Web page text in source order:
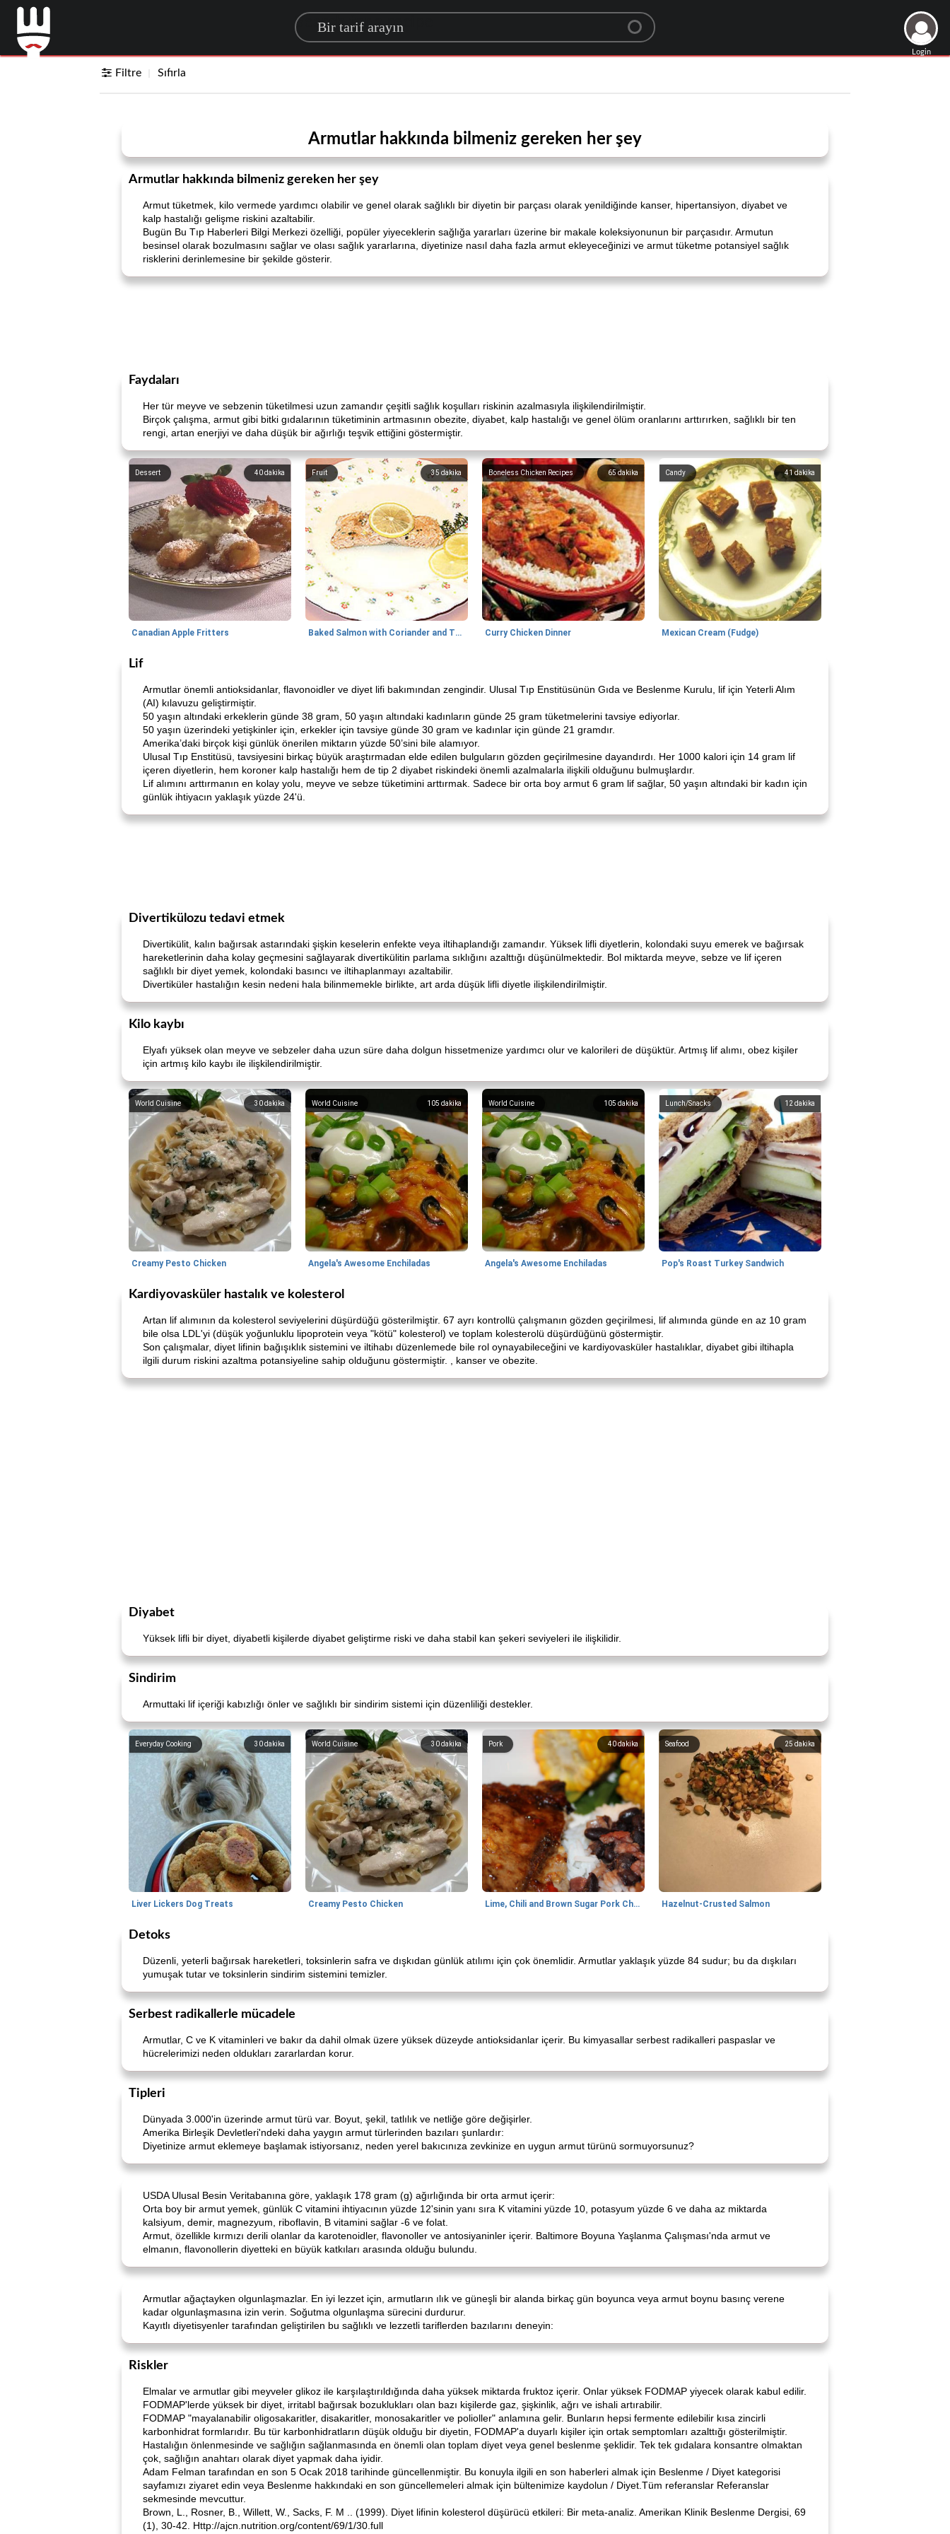
Search for a recipe
Login
Filtre Sıfırla
Armutlar hakkında bilmeniz gereken her şey
Armutlar hakkında bilmeniz gereken her şey
Armut tüketmek, kilo vermede yardımcı olabilir ve genel olarak sağlıklı bir diyetin bir parçası olarak yenildiğinde kanser, hipertansiyon, diyabet ve
kalp hastalığı gelişme riskini azaltabilir.
Bugün Bu Tıp Haberleri Bilgi Merkezi özelliği, popüler yiyeceklerin sağlığa yararları üzerine bir makale koleksiyonunun bir parçasıdır. Armutun
besinsel olarak bozulmasını sağlar ve olası sağlık yararlarına, diyetinize nasıl daha fazla armut ekleyeceğinizi ve armut tüketme potansiyel sağlık
risklerini derinlemesine bir şekilde gösterir.
Faydaları
Her tür meyve ve sebzenin tüketilmesi uzun zamandır çeşitli sağlık koşulları riskinin azalmasıyla ilişkilendirilmiştir.
Birçok çalışma, armut gibi bitki gıdalarının tüketiminin artmasının obezite, diyabet, kalp hastalığı ve genel ölüm oranlarını arttırırken, sağlıklı bir ten
rengi, artan enerjiyi ve daha düşük bir ağırlığı teşvik ettiğini göstermiştir.
40dakika
Dessert
Canadian Apple Fritters
35 dakika
Fruit
Baked Salmon with Coriander and Thyme
65 dakika
Boneless Chicken Recipes
Curry Chicken Dinner
41 dakika
Candy
Mexican Cream (Fudge)
Lif
Armutlar önemli antioksidanlar, flavonoidler ve diyet lifi bakımından zengindir. Ulusal Tıp Enstitüsünün Gıda ve Beslenme Kurulu, lif için Yeterli Alım
(AI) kılavuzu geliştirmiştir.
50 yaşın altındaki erkeklerin günde 38 gram, 50 yaşın altındaki kadınların günde 25 gram tüketmelerini tavsiye ediyorlar.
50 yaşın üzerindeki yetişkinler için, erkekler için tavsiye günde 30 gram ve kadınlar için günde 21 gramdır.
Amerika’daki birçok kişi günlük önerilen miktarın yüzde 50’sini bile alamıyor.
Ulusal Tıp Enstitüsü, tavsiyesini birkaç büyük araştırmadan elde edilen bulguların gözden geçirilmesine dayandırdı. Her 1000 kalori için 14 gram lif
içeren diyetlerin, hem koroner kalp hastalığı hem de tip 2 diyabet riskindeki önemli azalmalarla ilişkili olduğunu bulmuşlardır.
Lif alımını arttırmanın en kolay yolu, meyve ve sebze tüketimini arttırmak. Sadece bir orta boy armut 6 gram lif sağlar, 50 yaşın altındaki bir kadın için
günlük ihtiyacın yaklaşık yüzde 24'ü.
Divertikülozu tedavi etmek
Divertikülit, kalın bağırsak astarındaki şişkin keselerin enfekte veya iltihaplandığı zamandır. Yüksek lifli diyetlerin, kolondaki suyu emerek ve bağırsak
hareketlerinin daha kolay geçmesini sağlayarak divertikülitin parlama sıklığını azalttığı düşünülmektedir. Bol miktarda meyve, sebze ve lif içeren
sağlıklı bir diyet yemek, kolondaki basıncı ve iltihaplanmayı azaltabilir.
Divertiküler hastalığın kesin nedeni hala bilinmemekle birlikte, art arda düşük lifli diyetle ilişkilendirilmiştir.
Kilo kaybı
Elyafı yüksek olan meyve ve sebzeler daha uzun süre daha dolgun hissetmenize yardımcı olur ve kalorileri de düşüktür. Artmış lif alımı, obez kişiler
için artmış kilo kaybı ile ilişkilendirilmiştir.
30dakika
World Cuisine
Creamy Pesto Chicken
105 dakika
World Cuisine
Angela's Awesome Enchiladas
105 dakika
World Cuisine
Angela's Awesome Enchiladas
12 dakika
Lunch/Snacks
Pop's Roast Turkey Sandwich
Kardiyovasküler hastalık ve kolesterol
Artan lif alımının da kolesterol seviyelerini düşürdüğü gösterilmiştir. 67 ayrı kontrollü çalışmanın gözden geçirilmesi, lif alımında günde en az 10 gram
bile olsa LDL'yi (düşük yoğunluklu lipoprotein veya "kötü" kolesterol) ve toplam kolesterolü düşürdüğünü göstermiştir.
Son çalışmalar, diyet lifinin bağışıklık sistemini ve iltihabı düzenlemede bile rol oynayabileceğini ve kardiyovasküler hastalıklar, diyabet gibi iltihapla
ilgili durum riskini azaltma potansiyeline sahip olduğunu göstermiştir. , kanser ve obezite.
Diyabet
Yüksek lifli bir diyet, diyabetli kişilerde diyabet geliştirme riski ve daha stabil kan şekeri seviyeleri ile ilişkilidir.
Sindirim
Armuttaki lif içeriği kabızlığı önler ve sağlıklı bir sindirim sistemi için düzenliliği destekler.
30dakika
Everyday Cooking
Liver Lickers Dog Treats
30dakika
World Cuisine
Creamy Pesto Chicken
40dakika
Pork
Lime, Chili and Brown Sugar Pork Chops
25 dakika
Seafood
Hazelnut-Crusted Salmon
Detoks
Düzenli, yeterli bağırsak hareketleri, toksinlerin safra ve dışkıdan günlük atılımı için çok önemlidir. Armutlar yaklaşık yüzde 84 sudur; bu da dışkıları
yumuşak tutar ve toksinlerin sindirim sistemini temizler.
Serbest radikallerle mücadele
Armutlar, C ve K vitaminleri ve bakır da dahil olmak üzere yüksek düzeyde antioksidanlar içerir. Bu kimyasallar serbest radikalleri paspaslar ve
hücrelerimizi neden oldukları zararlardan korur.
Tipleri
Dünyada 3.000'in üzerinde armut türü var. Boyut, şekil, tatlılık ve netliğe göre değişirler.
Amerika Birleşik Devletleri'ndeki daha yaygın armut türlerinden bazıları şunlardır:
Diyetinize armut eklemeye başlamak istiyorsanız, neden yerel bakıcınıza zevkinize en uygun armut türünü sormuyorsunuz?
USDA Ulusal Besin Veritabanına göre, yaklaşık 178 gram (g) ağırlığında bir orta armut içerir:
Orta boy bir armut yemek, günlük C vitamini ihtiyacının yüzde 12'sinin yanı sıra K vitamini yüzde 10, potasyum yüzde 6 ve daha az miktarda
kalsiyum, demir, magnezyum, riboflavin, B vitamini sağlar -6 ve folat.
Armut, özellikle kırmızı derili olanlar da karotenoidler, flavonoller ve antosiyaninler içerir. Baltimore Boyuna Yaşlanma Çalışması'nda armut ve
elmanın, flavonollerin diyetteki en büyük katkıları arasında olduğu bulundu.
Armutlar ağaçtayken olgunlaşmazlar. En iyi lezzet için, armutların ılık ve güneşli bir alanda birkaç gün boyunca veya armut boynu basınç verene
kadar olgunlaşmasına izin verin. Soğutma olgunlaşma sürecini durdurur.
Kayıtlı diyetisyenler tarafından geliştirilen bu sağlıklı ve lezzetli tariflerden bazılarını deneyin:
Riskler
Elmalar ve armutlar gibi meyveler glikoz ile karşılaştırıldığında daha yüksek miktarda fruktoz içerir. Onlar yüksek FODMAP yiyecek olarak kabul edilir.
FODMAP'lerde yüksek bir diyet, irritabl bağırsak bozuklukları olan bazı kişilerde gaz, şişkinlik, ağrı ve ishali artırabilir.
FODMAP "mayalanabilir oligosakaritler, disakaritler, monosakaritler ve polioller" anlamına gelir. Bunların hepsi fermente edilebilir kısa zincirli
karbonhidrat formlarıdır. Bu tür karbonhidratların düşük olduğu bir diyetin, FODMAP'a duyarlı kişiler için ortak semptomları azalttığı gösterilmiştir.
Hastalığın önlenmesinde ve sağlığın sağlanmasında en önemli olan toplam diyet veya genel beslenme şeklidir. Tek tek gıdalara konsantre olmaktan
çok, sağlığın anahtarı olarak diyet yapmak daha iyidir.
Adam Felman tarafından en son 5 Ocak 2018 tarihinde güncellenmiştir. Bu konuyla ilgili en son haberleri almak için Beslenme / Diyet kategorisi
sayfamızı ziyaret edin veya Beslenme hakkındaki en son güncellemeleri almak için bültenimize kaydolun / Diyet.Tüm referanslar Referanslar
sekmesinde mevcuttur.
Brown, L., Rosner, B., Willett, W., Sacks, F. M .. (1999). Diyet lifinin kolesterol düşürücü etkileri: Bir meta-analiz. Amerikan Klinik Beslenme Dergisi, 69
(1), 30-42. Http://ajcn.nutrition.org/content/69/1/30.full